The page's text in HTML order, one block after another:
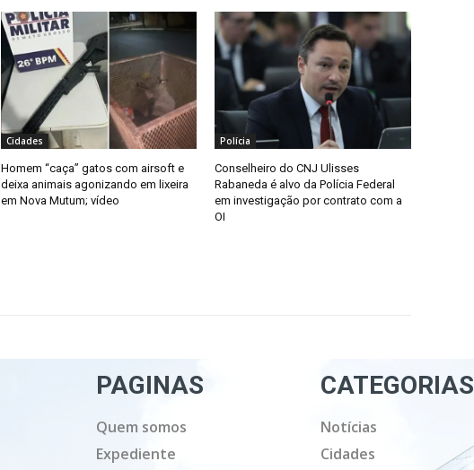
Cidades
Homem “caça” gatos com airsoft e
deixa animais agonizando em lixeira
em Nova Mutum; vídeo
Polícia
Conselheiro do CNJ Ulisses
Rabaneda é alvo da Polícia Federal
em investigação por contrato com a
OI
PAGINAS
Quem somos
Expediente
CATEGORIAS
Notícias
Cidades